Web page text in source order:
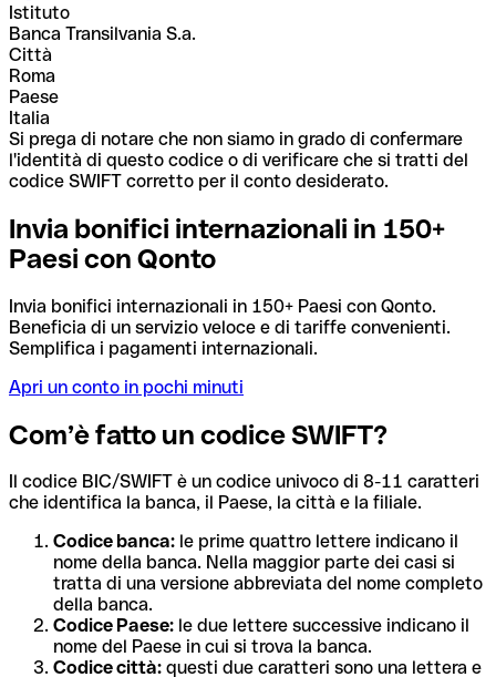
Istituto
Banca Transilvania S.a.
Città
Roma
Paese
Italia
Si prega di notare che non siamo in grado di confermare
l'identità di questo codice o di verificare che si tratti del
codice SWIFT corretto per il conto desiderato.
Invia bonifici internazionali in 150+
Paesi con Qonto
Invia bonifici internazionali in 150+ Paesi con Qonto.
Beneficia di un servizio veloce e di tariffe convenienti.
Semplifica i pagamenti internazionali.
Apri un conto in pochi minuti
Com’è fatto un codice SWIFT?
Il codice BIC/SWIFT è un codice univoco di 8-11 caratteri
che identifica la banca, il Paese, la città e la filiale.
Codice banca: le prime quattro lettere indicano il
nome della banca. Nella maggior parte dei casi si
tratta di una versione abbreviata del nome completo
della banca.
Codice Paese: le due lettere successive indicano il
nome del Paese in cui si trova la banca.
Codice città: questi due caratteri sono una lettera e